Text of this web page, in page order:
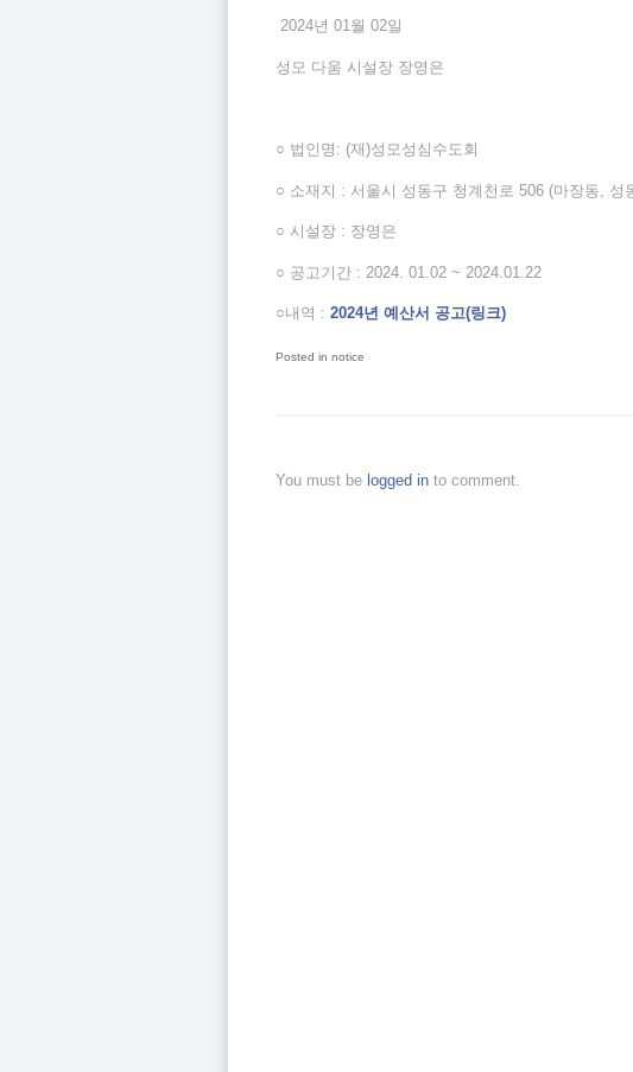
2024년 01월 02일
성모 다움 시설장 장영은
○ 법인명: (재)성모성심수도회
○ 소재지 : 서울시 성동구 청계천로 506 (마장동, 성
○ 시설장 : 장영은
○ 공고기간 : 2024. 01.02 ~ 2024.01.22
○내역 : 2024년 예산서 공고(링크)
Posted in notice
You must be logged in to comment.